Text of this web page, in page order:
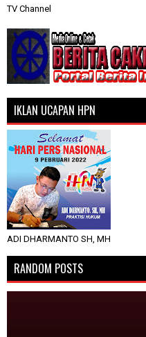
TV Channel
IKLAN UCAPAN HPN
ADI DHARMANTO SH, MH
RANDOM POSTS